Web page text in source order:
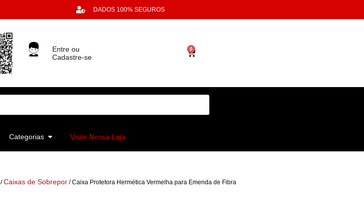
DADOS 100% SEGUROS
Entre ou
Cadastre-se
0
Categorias Visite Nossa Loja
/Caixas de Sobrepor / Caixa Protetora Hermética Vermelha para Emenda de Fibra